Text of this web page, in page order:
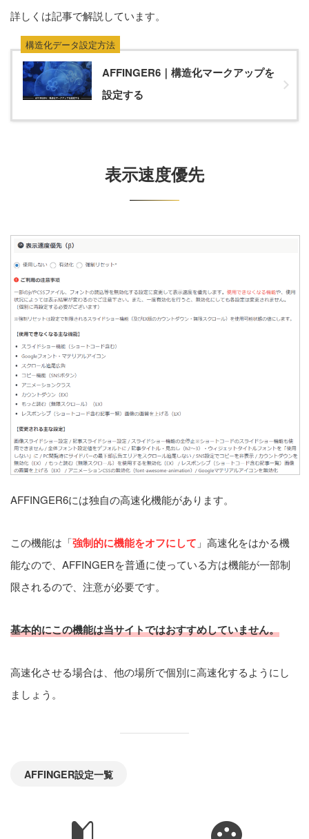
詳しくは記事で解説しています。
AFFINGER6｜構造化マークアップを
設定する
構造化データ設定方法
表示速度優先
AFFINGER6には独自の高速化機能があります。
この機能は「強制的に機能をオフにして 」高速化をはかる機
能なので、AFFINGERを普通に使っている方は機能が一部制
限されるので、注意が必要です。
基本的にこの機能は当サイトではおすすめしていません。
高速化させる場合は、他の場所で個別に高速化するようにし
ましょう。
AFFINGER設定一覧